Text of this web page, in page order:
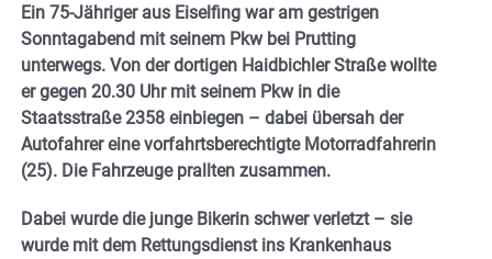
Ein 75-Jähriger aus Eiselfing war am gestrigen
Sonntagabend mit seinem Pkw bei Prutting
unterwegs. Von der dortigen Haidbichler Straße wollte
er gegen 20.30 Uhr mit seinem Pkw in die
Staatsstraße 2358 einbiegen – dabei übersah der
Autofahrer eine vorfahrtsberechtigte Motorradfahrerin
(25). Die Fahrzeuge prallten zusammen.
Dabei wurde die junge Bikerin schwer verletzt – sie
wurde mit dem Rettungsdienst ins Krankenhaus